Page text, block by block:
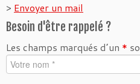
> Envoyer un mail
Besoin d'être rappelé ?
Les champs marqués d’un *